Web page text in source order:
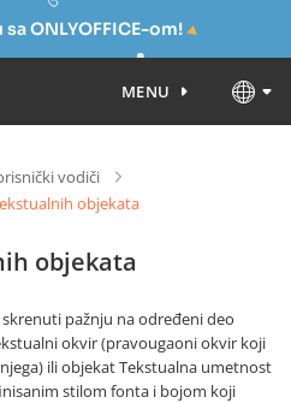
ONLYOFFICE-om!
MENU
vodiči
objekata
objekata
pažnju na određeni deo
okvir (pravougaoni okvir koji
ili objekat Tekstualna umetnost
stilom fonta i bojom koji